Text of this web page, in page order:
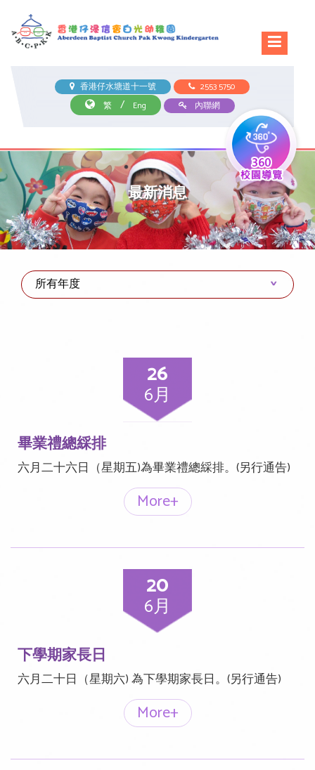
香港仔水塘道十一號
2553 5750
繁
/ Eng 內聯網
最新消息
26
6月
畢業禮總綵排
六月二十六日（星期五)為畢業禮總綵排。(另行通告)
More+
20
6月
下學期家長日
六月二十日（星期六) 為下學期家長日。(另行通告)
More+